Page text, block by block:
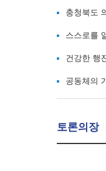
충청북도
스스로를
건강한 행
공동체의
토론의장